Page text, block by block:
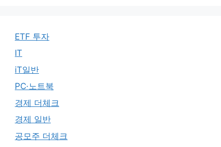
ETF 투자
IT
iT일반
PC·노트북
경제 더체크
경제 일반
공모주 더체크